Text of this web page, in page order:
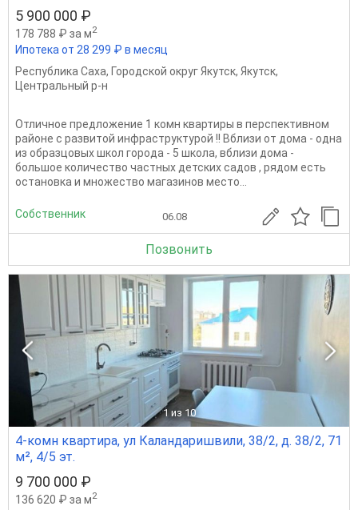
5 900 000 ₽
178 788 ₽ за м2
Ипотека от 28 299 ₽ в месяц
Республика Саха, Городской округ Якутск, Якутск,
Центральный р-н
Отличное предложение 1 комн квартиры в перспективном
районе с развитой инфраструктурой !! Вблизи от дома - одна
из образцовых школ города - 5 школа, вблизи дома -
большое количество частных детских садов , рядом есть
остановка и множество магазинов место...
Собственник 06.08
Позвонить
1 из 10
4-комн квартира, ул Каландаришвили, 38/2, д. 38/2, 71
м², 4/5 эт.
9 700 000 ₽
136 620 ₽ за м2